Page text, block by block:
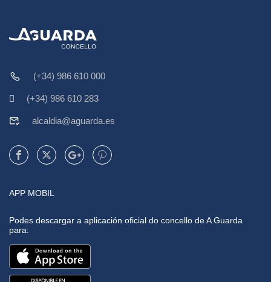
(+34) 986 610 000
(+34) 986 610 283
alcaldia@aguarda.es
APP MOBIL
Podes descargar a aplicación oficial do concello de A Guarda
para: